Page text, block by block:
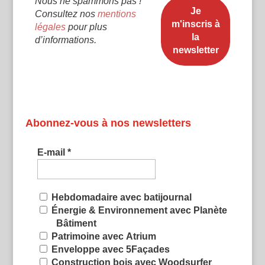
Consultez nos mentions
légalespour plus
d’informations.
Abonnez-vous à nos newsletters
E-mail *
Hebdomadaire avec batijournal
Énergie & Environnement avec Planète
Bâtiment
Patrimoine avec Atrium
Enveloppe avec 5Façades
Construction bois avec Woodsurfer